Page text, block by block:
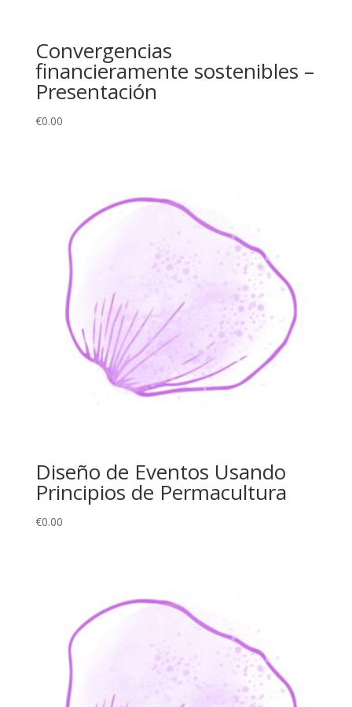
Convergencias
financieramente sostenibles –
Presentación
€0.00
Diseño de Eventos Usando
Principios de Permacultura
€0.00